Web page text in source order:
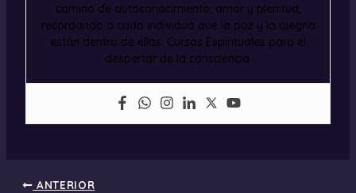
camino de autoconocimiento, amor y plenitud,
recordando a cada individuo que la paz y la alegría
están dentro de ellos. Cursos Espirituales para el
despertar de la consciencia.
ANTERIOR